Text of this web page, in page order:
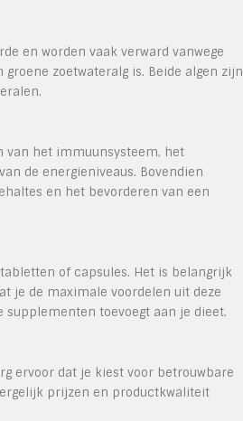
en worden vaak verward vanwege
zoetwateralg is. Beide algen zijn
van het immuunsysteem, het
de energieniveaus. Bovendien
en het bevorderen van een
of capsules. Het is belangrijk
je de maximale voordelen uit deze
supplementen toevoegt aan je dieet.
ervoor dat je kiest voor betrouwbare
prijzen en productkwaliteit